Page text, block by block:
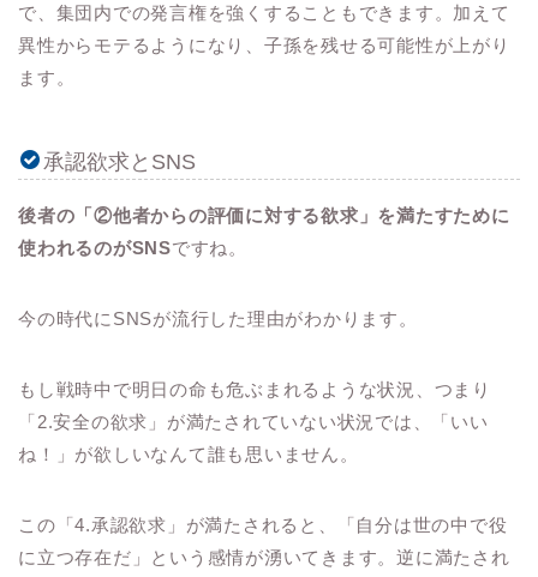
で、集団内での発言権を強くすることもできます。加えて
異性からモテるようになり、子孫を残せる可能性が上がり
ます。
承認欲求とSNS
後者の「②他者からの評価に対する欲求」を満たすために
使われるのがSNSですね。
今の時代にSNSが流行した理由がわかります。
もし戦時中で明日の命も危ぶまれるような状況、つまり
「2.安全の欲求」が満たされていない状況では、「いい
ね！」が欲しいなんて誰も思いません。
この「4.承認欲求」が満たされると、「自分は世の中で役
に立つ存在だ」という感情が湧いてきます。逆に満たされ